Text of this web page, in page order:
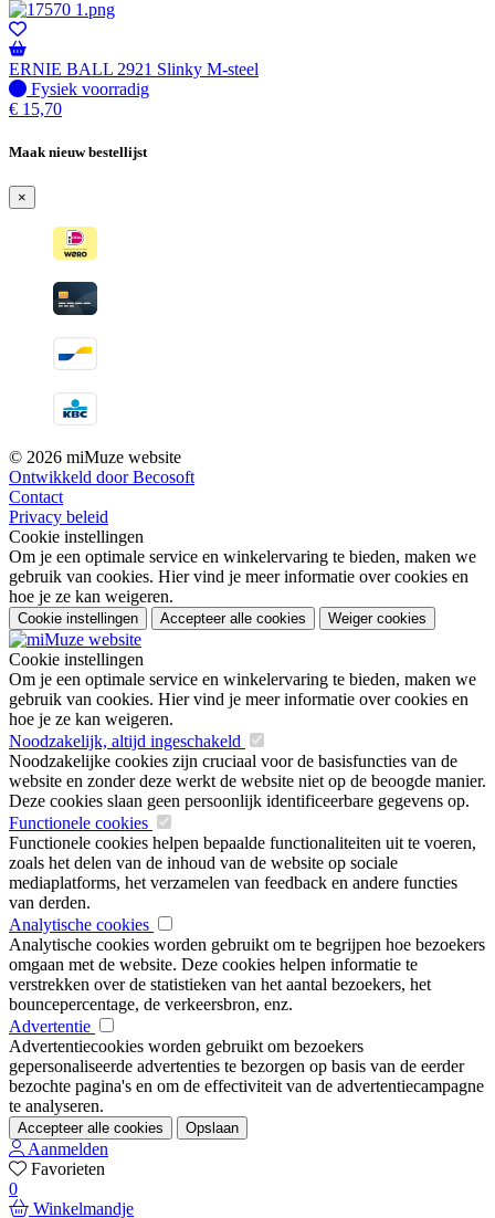
ERNIE BALL 2921 Slinky M-steel
Fysiek voorradig
Fysiek voorradig
€ 15,70
Maak nieuw bestellijst
×
© 2026 miMuze website
Ontwikkeld door Becosoft
Contact
Privacy beleid
Cookie instellingen
Om je een optimale service en winkelervaring te bieden, maken we
gebruik van cookies. Hier vind je meer informatie over cookies en
hoe je ze kan weigeren.
Cookie instellingen Accepteer alle cookies Weiger cookies
Cookie instellingen
Om je een optimale service en winkelervaring te bieden, maken we
gebruik van cookies. Hier vind je meer informatie over cookies en
hoe je ze kan weigeren.
Noodzakelijk, altijd ingeschakeld
Noodzakelijke cookies zijn cruciaal voor de basisfuncties van de
website en zonder deze werkt de website niet op de beoogde manier.
Deze cookies slaan geen persoonlijk identificeerbare gegevens op.
Functionele cookies
Functionele cookies helpen bepaalde functionaliteiten uit te voeren,
zoals het delen van de inhoud van de website op sociale
mediaplatforms, het verzamelen van feedback en andere functies
van derden.
Analytische cookies
Analytische cookies worden gebruikt om te begrijpen hoe bezoekers
omgaan met de website. Deze cookies helpen informatie te
verstrekken over de statistieken van het aantal bezoekers, het
bouncepercentage, de verkeersbron, enz.
Advertentie
Advertentiecookies worden gebruikt om bezoekers
gepersonaliseerde advertenties te bezorgen op basis van de eerder
bezochte pagina's en om de effectiviteit van de advertentiecampagne
te analyseren.
Accepteer alle cookies Opslaan
Aanmelden
Favorieten
0
Winkelmandje